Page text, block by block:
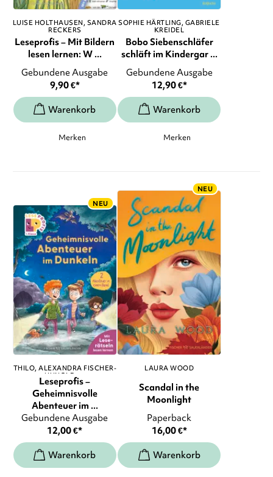
LUISE HOLTHAUSEN SANDRA
RECKERS
Leseprofis – Mit Bildern
lesen lernen: W ...
Gebundene Ausgabe
9,90€*
Merken
SOPHIE HÄRTLING GABRIELE
KREIDEL
Bobo Siebenschläfer
schläft im Kindergar ...
Gebundene Ausgabe
12,90€*
Merken
NEU
THILO ALEXANDRA FISCHER-
HUNOLD, ...
Leseprofis –
Geheimnisvolle
Abenteuer im ...
Gebundene Ausgabe
12,00€*
NEU
LAURA WOOD
Scandal in the
Moonlight
Paperback
16,00€*